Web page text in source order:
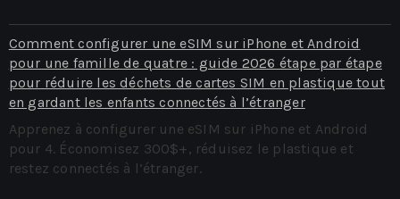
Comment configurer une eSIM sur iPhone et Android
pour une famille de quatre : guide 2026 étape par étape
pour réduire les déchets de cartes SIM en plastique tout
en gardant les enfants connectés à l’étranger
Apprenez à configurer une eSIM sur iPhone et Android
pour 4. Économisez 300$+, réduisez le plastique et
restez connectés à l’étranger.